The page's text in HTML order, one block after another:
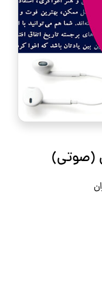
(صوتی)